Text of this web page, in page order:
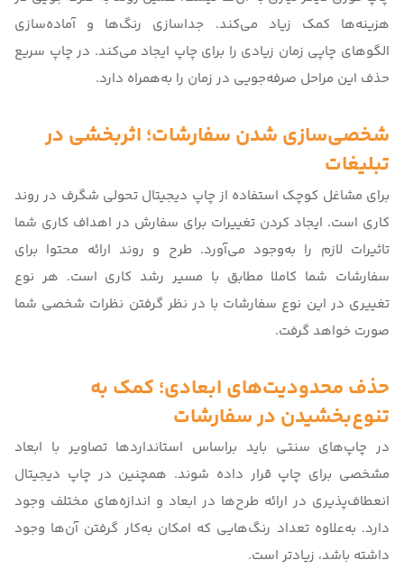
هزینه‌ها کمک زیاد می‌کند. جداسازی رنگ‌ها و آماده‌سازی
الگوهای چاپی زمان زیادی را برای چاپ ایجاد می‌کند. در چاپ سریع
حذف این مراحل صرفه‌جویی در زمان را به‌همراه دارد.
شخصی‌سازی شدن سفارشات؛ اثربخشی در
تبلیغات
برای مشاغل کوچک استفاده از چاپ دیجیتال تحولی شگرف در روند
کاری است. ایجاد کردن تغییرات برای سفارش در اهداف کاری شما
تاثیرات لازم را به‌وجود می‌آورد. طرح و روند ارائه محتوا برای
سفارشات شما کاملا مطابق با مسیر رشد کاری است. هر نوع
تغییری در این نوع سفارشات با در نظر گرفتن نظرات شخصی شما
صورت خواهد گرفت.
حذف محدودیت‌های ابعادی؛ کمک به
تنوع‌بخشیدن در سفارشات
در چاپ‌های سنتی باید براساس استانداردها تصاویر با ابعاد
مشخصی برای چاپ قرار داده شوند. همچنین در چاپ دیجیتال
انعطاف‌پذیری در ارائه طرح‌ها در ابعاد و اندازه‌های مختلف وجود
دارد. به‌علاوه تعداد رنگ‌هایی که امکان به‌کار گرفتن آن‌ها وجود
داشته باشد، زیادتر است.